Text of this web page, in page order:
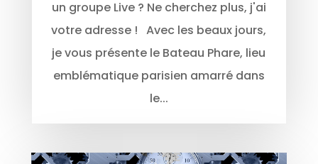
un groupe Live ? Ne cherchez plus, j'ai
votre adresse ! Avec les beaux jours,
je vous présente le Bateau Phare, lieu
emblématique parisien amarré dans
le...